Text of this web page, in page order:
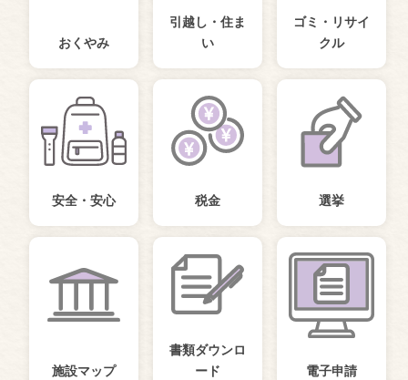
おくやみ
引越し・住ま
い
ゴミ・リサイ
クル
安全・安心 税金 選挙
施設マップ
書類ダウンロ
ード
電子申請